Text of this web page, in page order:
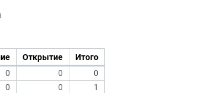
Открытие
Итого
0 0
0
0 0 1